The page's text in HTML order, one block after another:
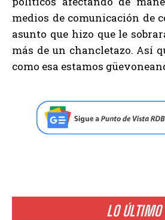
medios de comunicación de
asunto que hizo que le
más de un chancletazo. Así
como esa estamos
LO ÚLTIMO